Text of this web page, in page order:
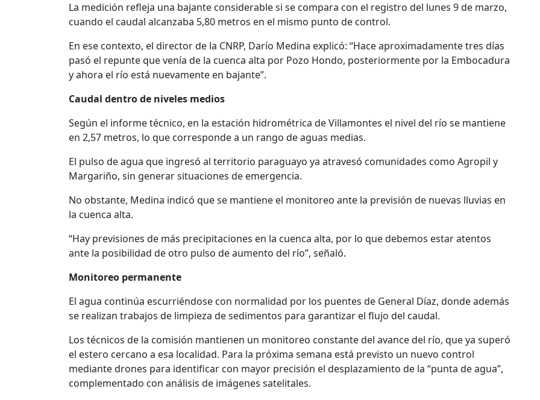
La medición refleja una bajante considerable si se compara con el registro del lunes 9 de marzo,
cuando el caudal alcanzaba 5,80 metros en el mismo punto de control.
En ese contexto, el director de la CNRP, Darío Medina explicó: “Hace aproximadamente tres días
pasó el repunte que venía de la cuenca alta por Pozo Hondo, posteriormente por la Embocadura
y ahora el río está nuevamente en bajante”.
Caudal dentro de niveles medios
Según el informe técnico, en la estación hidrométrica de Villamontes el nivel del río se mantiene
en 2,57 metros, lo que corresponde a un rango de aguas medias.
El pulso de agua que ingresó al territorio paraguayo ya atravesó comunidades como Agropil y
Margariño, sin generar situaciones de emergencia.
No obstante, Medina indicó que se mantiene el monitoreo ante la previsión de nuevas lluvias en
la cuenca alta.
“Hay previsiones de más precipitaciones en la cuenca alta, por lo que debemos estar atentos
ante la posibilidad de otro pulso de aumento del río”, señaló.
Monitoreo permanente
El agua continúa escurriéndose con normalidad por los puentes de General Díaz, donde además
se realizan trabajos de limpieza de sedimentos para garantizar el flujo del caudal.
Los técnicos de la comisión mantienen un monitoreo constante del avance del río, que ya superó
el estero cercano a esa localidad. Para la próxima semana está previsto un nuevo control
mediante drones para identificar con mayor precisión el desplazamiento de la “punta de agua”,
complementado con análisis de imágenes satelitales.